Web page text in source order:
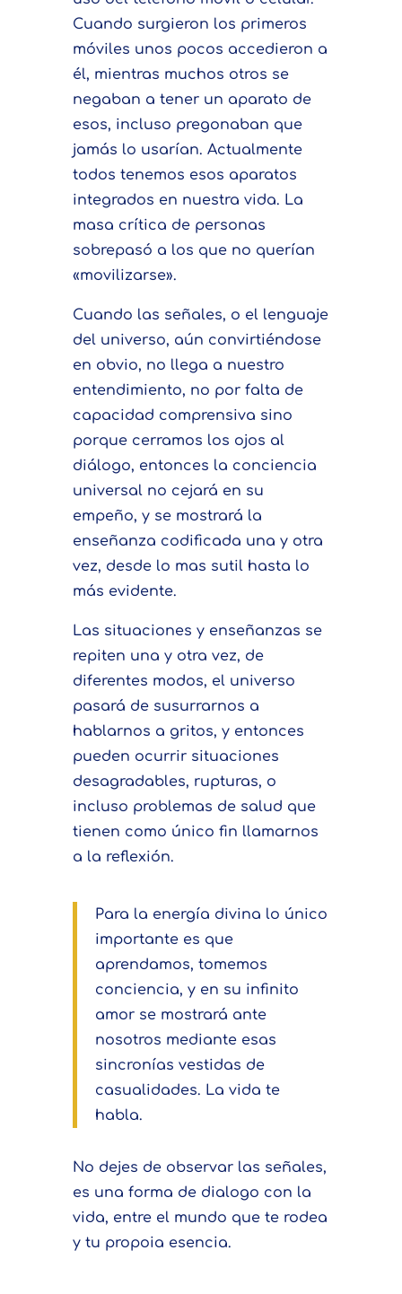
Cuando surgieron los primeros
móviles unos pocos accedieron a
él, mientras muchos otros se
negaban a tener un aparato de
esos, incluso pregonaban que
jamás lo usarían. Actualmente
todos tenemos esos aparatos
integrados en nuestra vida. La
masa crítica de personas
sobrepasó a los que no querían
«movilizarse».
Cuando las señales, o el lenguaje
del universo, aún convirtiéndose
en obvio, no llega a nuestro
entendimiento, no por falta de
capacidad comprensiva sino
porque cerramos los ojos al
diálogo, entonces la conciencia
universal no cejará en su
empeño, y se mostrará la
enseñanza codificada una y otra
vez, desde lo mas sutil hasta lo
más evidente.
Las situaciones y enseñanzas se
repiten una y otra vez, de
diferentes modos, el universo
pasará de susurrarnos a
hablarnos a gritos, y entonces
pueden ocurrir situaciones
desagradables, rupturas, o
incluso problemas de salud que
tienen como único fin llamarnos
a la reflexión.
Para la energía divina lo único
importante es que
aprendamos, tomemos
conciencia, y en su infinito
amor se mostrará ante
nosotros mediante esas
sincronías vestidas de
casualidades. La vida te
habla.
No dejes de observar las señales,
es una forma de dialogo con la
vida, entre el mundo que te rodea
y tu propoia esencia.